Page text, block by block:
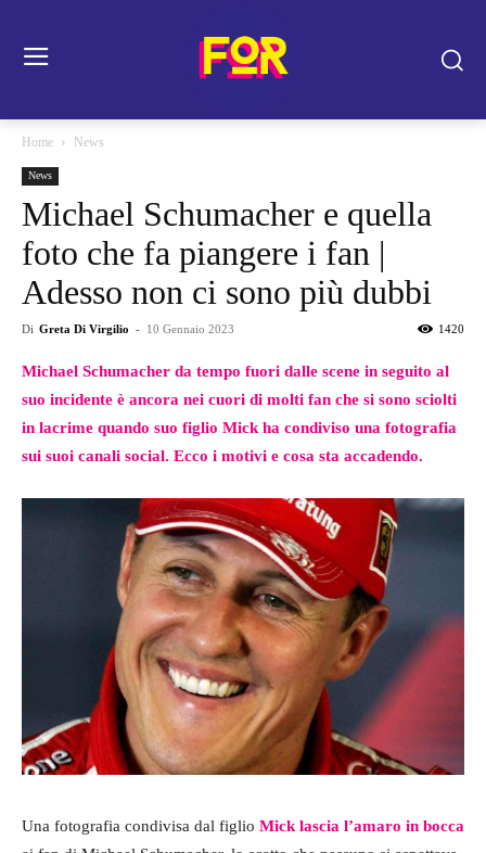
Home News
News
Michael Schumacher e quella
foto che fa piangere i fan |
Adesso non ci sono più dubbi
Di Greta Di Virgilio - 10 Gennaio 2023 1420
Michael Schumacher da tempo fuori dalle scene in seguito al
suo incidente è ancora nei cuori di molti fan che si sono sciolti
in lacrime quando suo figlio Mick ha condiviso una fotografia
sui suoi canali social. Ecco i motivi e cosa sta accadendo.
Una fotografia condivisa dal figlio Mick lascia l’amaro in bocca